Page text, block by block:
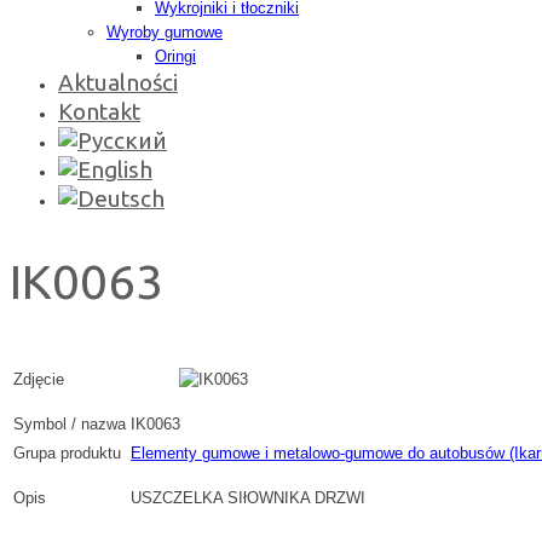
Wykrojniki i tłoczniki
Wyroby gumowe
Oringi
Aktualności
Kontakt
IK0063
Zdjęcie
Symbol / nazwa
IK0063
Grupa produktu
Elementy gumowe i metalowo-gumowe do autobusów
Opis USZCZELKA SIłOWNIKA DRZWI